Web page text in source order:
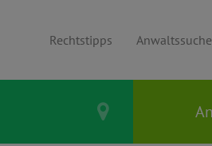
Rechtstipps Anwaltssuche